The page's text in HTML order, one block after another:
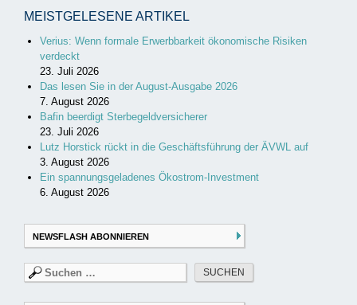
MEISTGELESENE ARTIKEL
Verius: Wenn formale Erwerbbarkeit ökonomische Risiken
verdeckt
23. Juli 2026
Das lesen Sie in der August-Ausgabe 2026
7. August 2026
Bafin beerdigt Sterbegeldversicherer
23. Juli 2026
Lutz Horstick rückt in die Geschäftsführung der ÄVWL auf
3. August 2026
Ein spannungsgeladenes Ökostrom-Investment
6. August 2026
NEWSFLASH ABONNIEREN
Suchen
nach: